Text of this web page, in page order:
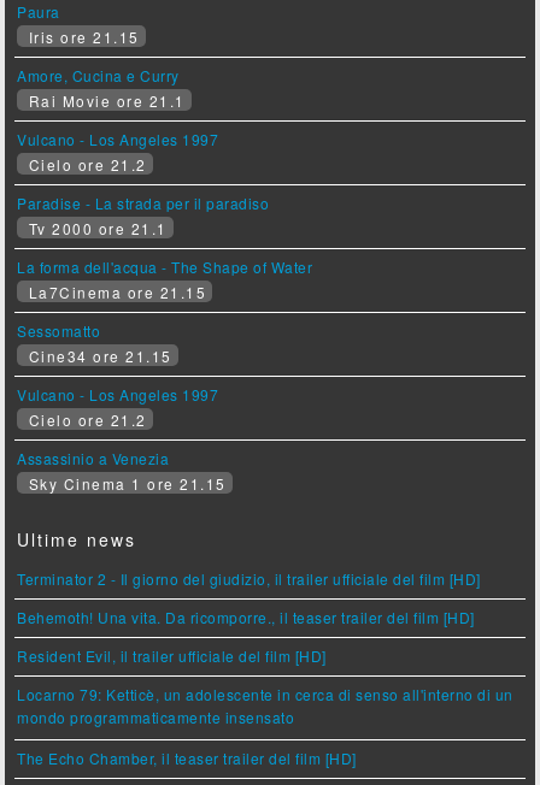
Paura
Iris ore 21.15
Amore, Cucina e Curry
Rai Movie ore 21.1
Vulcano - Los Angeles 1997
Cielo ore 21.2
Paradise - La strada per il paradiso
Tv 2000 ore 21.1
La forma dell'acqua - The Shape of Water
La7Cinema ore 21.15
Sessomatto
Cine34 ore 21.15
Vulcano - Los Angeles 1997
Cielo ore 21.2
Assassinio a Venezia
Sky Cinema 1 ore 21.15
Ultime news
Terminator 2 - Il giorno del giudizio, il trailer ufficiale del film [HD]
Behemoth! Una vita. Da ricomporre., il teaser trailer del film [HD]
Resident Evil, il trailer ufficiale del film [HD]
Locarno 79: Ketticè, un adolescente in cerca di senso all'interno di un
mondo programmaticamente insensato
The Echo Chamber, il teaser trailer del film [HD]